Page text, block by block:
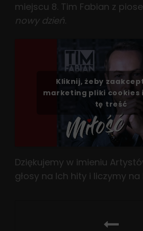
miejscu 8. Tim Fabian z
nowy dzień.
Kliknij, żeby
marketing pliki cookies i
tę treść
Dziękujemy w imieniu
głosy na Ich hity i liczymy na